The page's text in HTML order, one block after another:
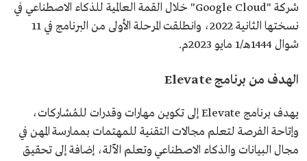
شركة "Google Cloud" خلال القمة العالمية للذكاء الاصطناعي في
نسختها الثانية 2022، وانطلقت المرحلة الأولى من البرنامج في 11
شوال 1444هـ/1 مايو 2023م.
الهدف من برنامج Elevate
يهدف برنامج Elevate إلى تكوين مهارات وقدرات للمُشاركات،
وإتاحة الفرصة لتعلم مجالات التقنية للمهتمات بممارسة المهن في
مجال البيانات والذكاء الاصطناعي وتعلم الآلة، إضافة إلى تحقيق